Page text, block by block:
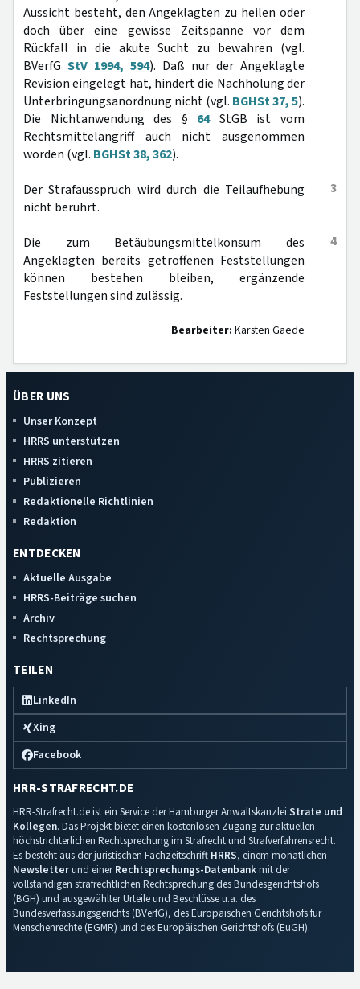
Aussicht besteht, den Angeklagten zu heilen oder
doch über eine gewisse Zeitspanne vor dem
Rückfall in die akute Sucht zu bewahren (vgl.
BVerfG StV 1994, 594). Daß nur der Angeklagte
Revision eingelegt hat, hindert die Nachholung der
Unterbringungsanordnung nicht (vgl. BGHSt 37, 5).
Die Nichtanwendung des § 64StGB ist vom
Rechtsmittelangriff auch nicht ausgenommen
worden (vgl. BGHSt 38, 362).
3
Der Strafausspruch wird durch die Teilaufhebung
nicht berührt.
4
Die zum Betäubungsmittelkonsum des
Angeklagten bereits getroffenen Feststellungen
können bestehen bleiben, ergänzende
Feststellungen sind zulässig.
Bearbeiter: Karsten Gaede
ÜBER UNS
Unser Konzept
HRRS unterstützen
HRRS zitieren
Publizieren
Redaktionelle Richtlinien
Redaktion
ENTDECKEN
Aktuelle Ausgabe
HRRS-Beiträge suchen
Archiv
Rechtsprechung
TEILEN
LinkedIn
Xing
Facebook
HRR-STRAFRECHT.DE
HRR-Strafrecht.de ist ein Service der Hamburger Anwaltskanzlei Strate und
Kollegen. Das Projekt bietet einen kostenlosen Zugang zur aktuellen
höchstrichterlichen Rechtsprechung im Strafrecht und Strafverfahrensrecht.
Es besteht aus der juristischen Fachzeitschrift HRRS, einem monatlichen
Newsletterund einerRechtsprechungs-Datenbankmit der
vollständigen strafrechtlichen Rechtsprechung des Bundesgerichtshofs
(BGH) und ausgewählter Urteile und Beschlüsse u.a. des
Bundesverfassungsgerichts (BVerfG), des Europäischen Gerichtshofs für
Menschenrechte (EGMR) und des Europäischen Gerichtshofs (EuGH).
Impressum·Datenschutz